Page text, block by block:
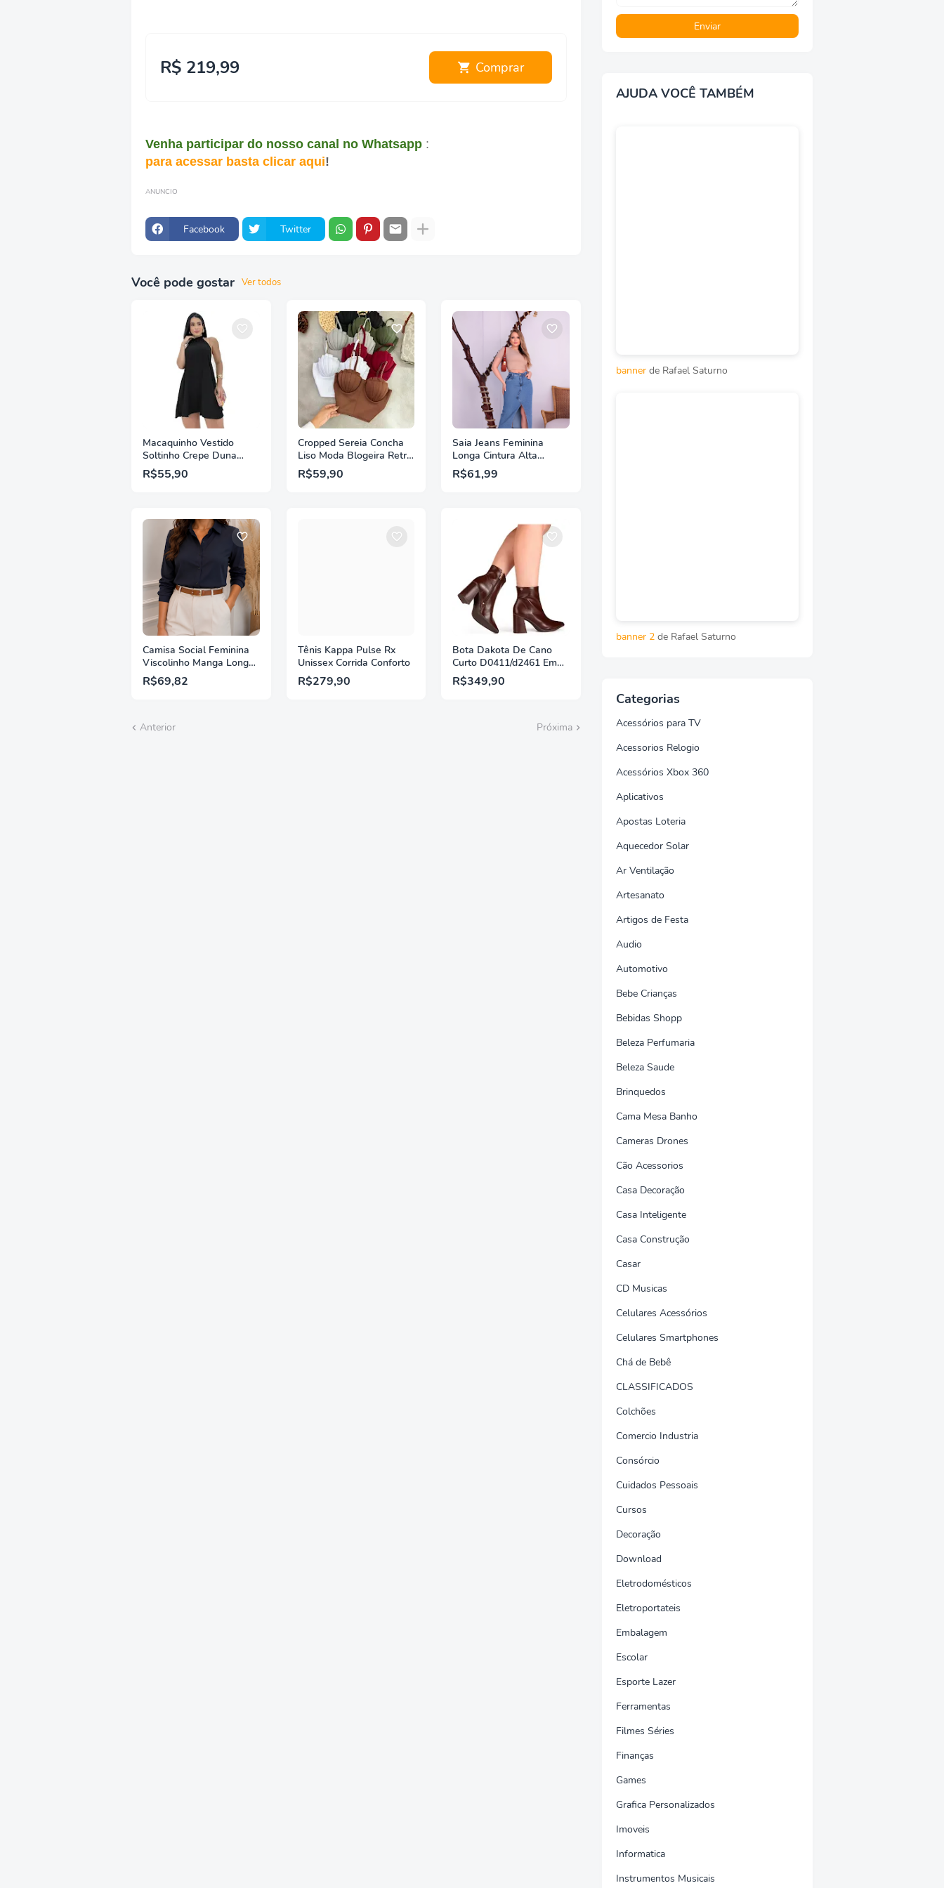
R$ 219,99 Comprar
Venha participar do nosso canal no Whatsapp :
para acessar basta clicar aqui!
ANUNCIO
Facebook Twitter
Você pode gostar Ver todos
Macaquinho Vestido
Soltinho Crepe Duna
Frente Única Elegante
R$55,90
Cropped Sereia Concha
Liso Moda Blogeira Retro
Neoprene com Bojo
Balada
R$59,90
Saia Jeans Feminina
Longa Cintura Alta
Evangélica Midi Com
Abertura
R$61,99
Camisa Social Feminina
Viscolinho Manga Longa
Botões Elegante
Confortável Trabalho
R$69,82
Tênis Kappa Pulse Rx
Unissex Corrida Conforto
R$279,90
Bota Dakota De Cano
Curto D0411/d2461 Em
Couro
R$349,90
Anterior Próxima
AJUDA VOCÊ TAMBÉM
banner de Rafael Saturno
banner 2 de Rafael Saturno
Categorias
Acessórios para TV
Acessorios Relogio
Acessórios Xbox 360
Aplicativos
Apostas Loteria
Aquecedor Solar
Ar Ventilação
Artesanato
Artigos de Festa
Audio
Automotivo
Bebe Crianças
Bebidas Shopp
Beleza Perfumaria
Beleza Saude
Brinquedos
Cama Mesa Banho
Cameras Drones
Cão Acessorios
Casa Decoração
Casa Inteligente
Casa Construção
Casar
CD Musicas
Celulares Acessórios
Celulares Smartphones
Chá de Bebê
CLASSIFICADOS
Colchões
Comercio Industria
Consórcio
Cuidados Pessoais
Cursos
Decoração
Download
Eletrodomésticos
Eletroportateis
Embalagem
Escolar
Esporte Lazer
Ferramentas
Filmes Séries
Finanças
Games
Grafica Personalizados
Imoveis
Informatica
Instrumentos Musicais